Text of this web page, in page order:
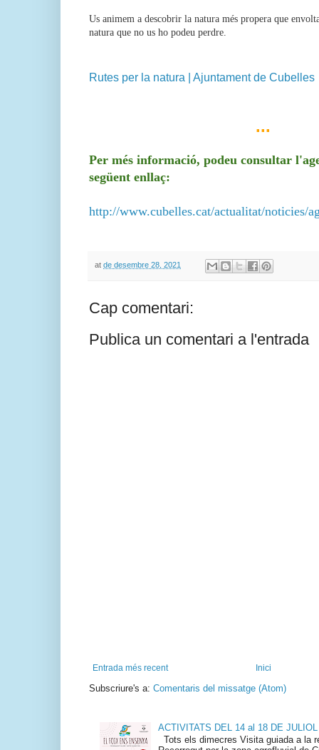
Us animem a descobrir la natura més propera que
natura que no us ho podeu perdre.
Rutes per la natura | Ajuntament de Cubelles
...
Per més informació, podeu consultar
següent enllaç:
http://www.cubelles.cat/actualitat/noticies/
at de desembre 28, 2021
Cap comentari:
Publica un comentari a l'entrada
Entrada més recent Inici
Subscriure's a: Comentaris del missatge (Atom)
ACTIVITATS DEL 14 al 18 DE JULIOL
Tots els dimecres Visita guiada a la